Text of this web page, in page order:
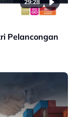
29:28
Pelancongan